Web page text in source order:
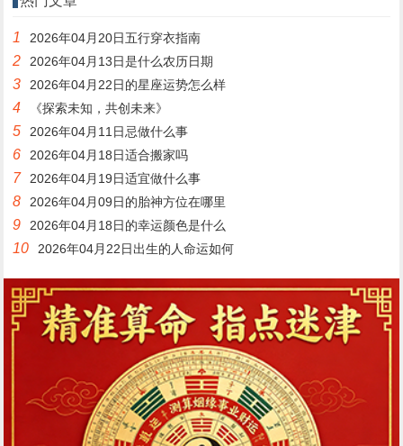
1 2026年04月20日五行穿衣指南
2 2026年04月13日是什么农历日期
3 2026年04月22日的星座运势怎么样
4 《探索未知，共创未来》
5 2026年04月11日忌做什么事
6 2026年04月18日适合搬家吗
7 2026年04月19日适宜做什么事
8 2026年04月09日的胎神方位在哪里
9 2026年04月18日的幸运颜色是什么
10 2026年04月22日出生的人命运如何